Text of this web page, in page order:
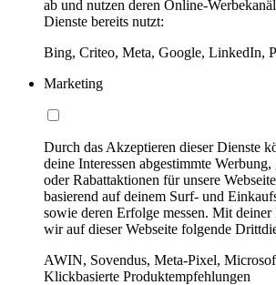
ab und nutzen deren Online-
Dienste bereits nutzt:
Bing, Criteo, Meta, Google, LinkedIn,
Marketing
Durch das Akzeptieren dieser Dienste
deine Interessen abgestimmte
oder Rabattaktionen für unsere
basierend auf deinem Surf- und
sowie deren Erfolge messen. Mit
wir auf dieser Webseite folgende
AWIN, Sovendus, Meta-Pixel,
Klickbasierte Produktempfehlungen